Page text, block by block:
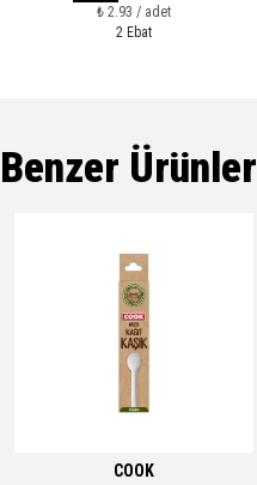
₺ 2.93 / adet
2 Ebat
Benzer Ürünler
COOK